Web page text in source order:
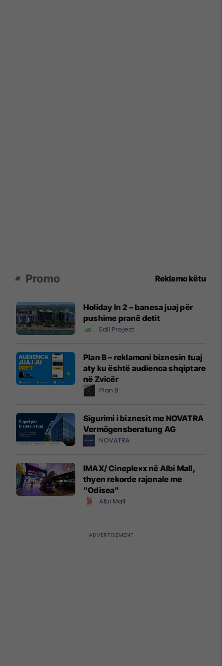
Promo Reklamo këtu
Holiday In 2 – banesa juaj për
pushime pranë detit
Edil Project
Plan B – reklamoni biznesin tuaj
aty ku është audienca shqiptare
në Zvicër
Plan B
Sigurimi i biznesit me NOVATRA
Vermögensberatung AG
NOVATRA
IMAX/ Cineplexx në Albi Mall,
thyen rekorde rajonale me
"Odisea"
Albi Mall